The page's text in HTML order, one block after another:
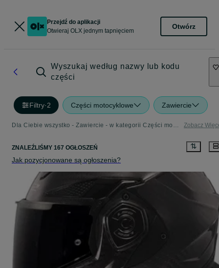
Przejdź do aplikacji
Otwieraj OLX jednym tapnięciem
Otwórz
Wyszukaj według nazwy lub kodu
części
Filtry·2 Części motocyklowe Zawiercie
Dla Ciebie wszystko - Zawiercie - w kategorii Części motocyklowe Zobacz
ZNALEŹLIŚMY 167 OGŁOSZEŃ
Jak pozycjonowane są ogłoszenia?